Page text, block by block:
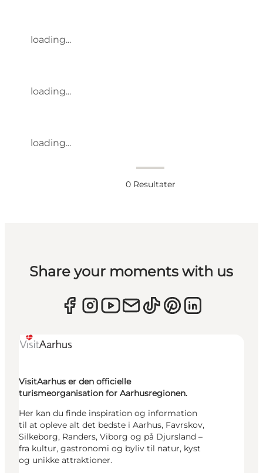
loading...
loading...
loading...
0 Resultater
Share your moments with us
VisitAarhus er den officielle
turismeorganisation for Aarhusregionen.
Her kan du finde inspiration og information
til at opleve alt det bedste i Aarhus, Favrskov,
Silkeborg, Randers, Viborg og på Djursland –
fra kultur, gastronomi og byliv til natur, kyst
og unikke attraktioner.